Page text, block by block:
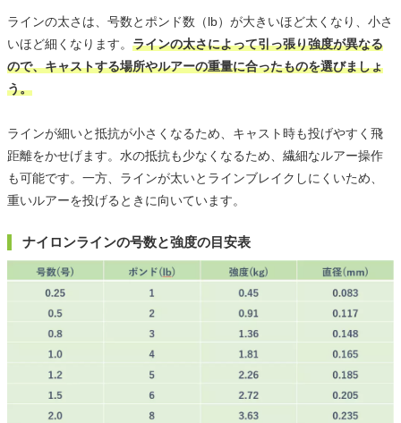
ラインの太さは、号数とポンド数（lb）が大きいほど太くなり、小さ
いほど細くなります。 ラインの太さによって引っ張り強度が異なる
ので、キャストする場所やルアーの重量に合ったものを選びましょ
う。
ラインが細いと抵抗が小さくなるため、キャスト時も投げやすく飛
距離をかせげます。水の抵抗も少なくなるため、繊細なルアー操作
も可能です。一方、ラインが太いとラインブレイクしにくいため、
重いルアーを投げるときに向いています。
ナイロンラインの号数と強度の目安表